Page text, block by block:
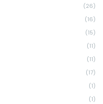
(26)
(16)
(15)
(11)
(11)
(17)
(1)
(1)